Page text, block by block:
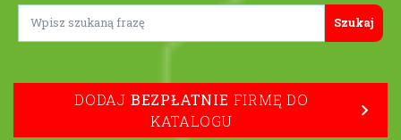
Lorem ipsum
DODAJ BEZPŁATNIE FIRMĘ DO
KATALOGU